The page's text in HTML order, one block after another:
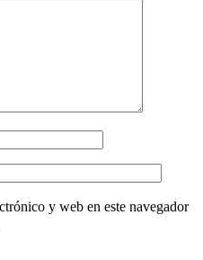
y web en este navegador